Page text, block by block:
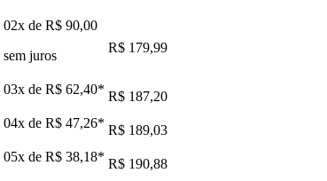
02x de R$ 90,00
sem juros
R$ 179,99
03x de R$ 62,40* R$ 187,20
04x de R$ 47,26* R$ 189,03
05x de R$ 38,18* R$ 190,88